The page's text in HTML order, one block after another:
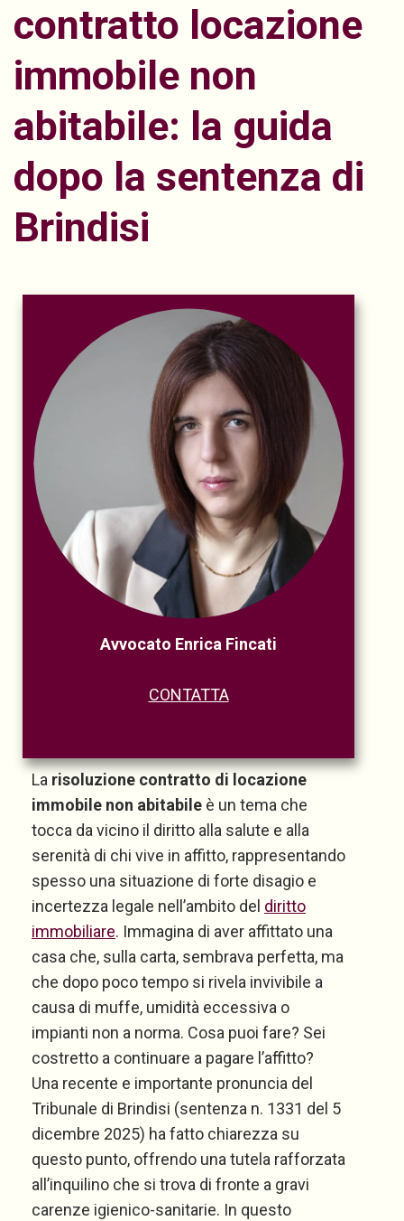
contratto locazione
immobile non
abitabile: la guida
dopo la sentenza di
Brindisi
La risoluzione contratto di locazione
immobile non abitabile è un tema che
tocca da vicino il diritto alla salute e alla
serenità di chi vive in affitto, rappresentando
spesso una situazione di forte disagio e
incertezza legale nell’ambito del diritto
immobiliare. Immagina di aver affittato una
casa che, sulla carta, sembrava perfetta, ma
che dopo poco tempo si rivela invivibile a
causa di muffe, umidità eccessiva o
impianti non a norma. Cosa puoi fare? Sei
costretto a continuare a pagare l’affitto?
Una recente e importante pronuncia del
Tribunale di Brindisi (sentenza n. 1331 del 5
dicembre 2025) ha fatto chiarezza su
questo punto, offrendo una tutela rafforzata
all’inquilino che si trova di fronte a gravi
carenze igienico-sanitarie. In questo
Avvocato Enrica Fincati
CONTATTA